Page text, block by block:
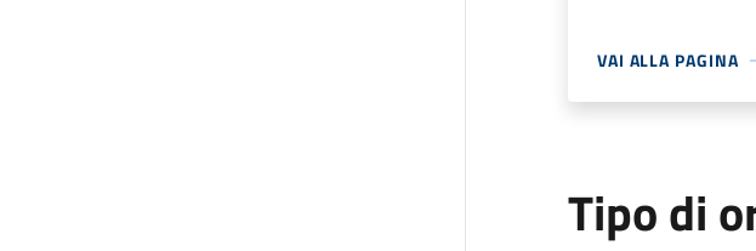
VAI ALLA PAGINA
Tipo di